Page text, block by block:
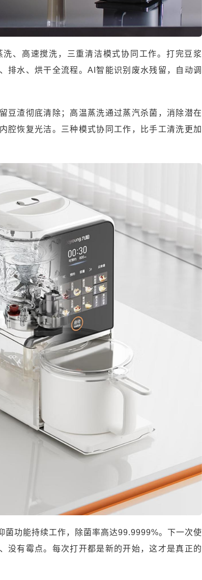
、高速搅洗，三重清洁模式协同工作。打完豆浆
排水、烘干全流程。AI智能识别废水残留，自动调
豆渣彻底清除；高温蒸洗通过蒸汽杀菌，消除潜在
腔恢复光洁。三种模式协同工作，比手工清洗更加
功能持续工作，除菌率高达99.9999%。下一次使
没有霉点。每次打开都是新的开始，这才是真正的